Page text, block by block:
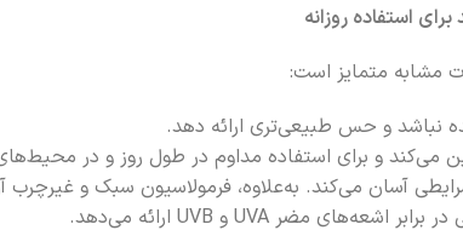
استفاده روزانه
نباشد و حس طبیعی‌تری ارائه دهد.
می‌کند و برای استفاده مداوم در طول روز و در
آسان می‌کند. به‌علاوه، فرمولاسیون سبک و